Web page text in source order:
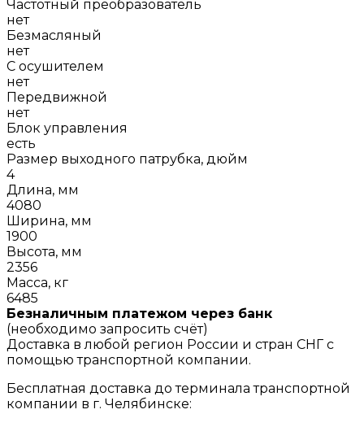
Частотный преобразователь
нет
Безмасляный
нет
С осушителем
нет
Передвижной
нет
Блок управления
есть
Размер выходного патрубка, дюйм
4
Длина, мм
4080
Ширина, мм
1900
Высота, мм
2356
Масса, кг
6485
Безналичным платежом через банк
(необходимо запросить счёт)
Доставка в любой регион России и стран СНГ с
помощью транспортной компании.
Бесплатная доставка до терминала транспортной
компании в г. Челябинске: